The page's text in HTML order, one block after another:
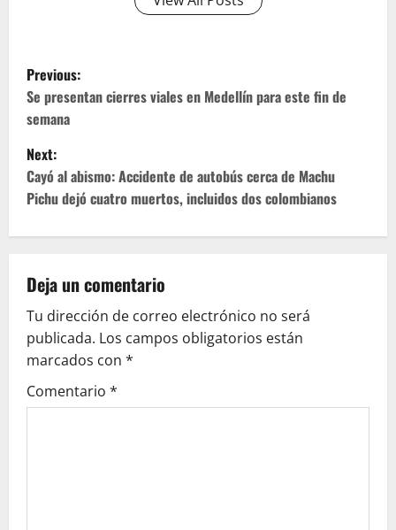
P
o
s
t
n
v
i
g
a
Previous:
Se presentan cierres viales en Medellín para este fin de
semana
Next:
Cayó al abismo: Accidente de autobús cerca de Machu
Pichu dejó cuatro muertos, incluidos dos colombianos
Deja un comentario
Tu dirección de correo electrónico no será
publicada. Los campos obligatorios están
marcados con *
Comentario *